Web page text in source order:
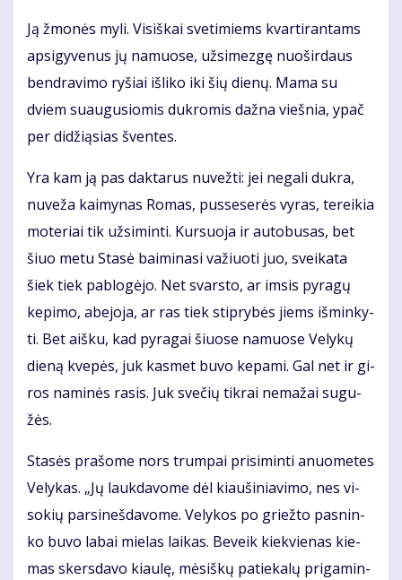
Ją žmo­nės my­li. Vi­siš­kai sve­ti­miems kvar­ti­ran­tams
ap­si­gy­ve­nus jų na­muo­se, už­si­mez­gę nuo­šir­daus
ben­dra­vi­mo ry­šiai iš­li­ko iki šių die­nų. Ma­ma su
dviem su­au­gu­sio­mis duk­ro­mis daž­na vieš­nia, ypač
per di­dži­ą­sias šven­tes.
Yra kam ją pas dak­ta­rus nu­vež­ti: jei ne­ga­li duk­ra,
nu­ve­ža kai­my­nas Ro­mas, pus­se­se­rės vy­ras, te­rei­kia
mo­te­riai tik už­si­min­ti. Kur­suo­ja ir au­to­bu­sas, bet
šiuo me­tu Sta­sė bai­mi­na­si va­žiuo­ti juo, svei­ka­ta
šiek tiek pa­blo­gė­jo. Net svars­to, ar im­sis py­ra­gų
ke­pi­mo, abe­jo­ja, ar ras tiek stip­ry­bės jiems iš­min­ky­
ti. Bet aiš­ku, kad py­ra­gai šiuo­se na­muo­se Ve­ly­kų
die­ną kve­pės, juk kas­met bu­vo ke­pa­mi. Gal net ir gi­
ros na­mi­nės ra­sis. Juk sve­čių tik­rai ne­ma­žai su­gu­
žės.
Sta­sės pra­šo­me nors trum­pai pri­si­min­ti anuo­me­tes
Ve­ly­kas. „Jų lauk­da­vo­me dėl kiau­ši­nia­vi­mo, nes vi­
so­kių par­si­neš­da­vo­me. Ve­ly­kos po griež­to pas­nin­
ko bu­vo la­bai mie­las lai­kas. Be­veik kiek­vie­nas kie­
mas skers­da­vo kiau­lę, mė­siš­kų pa­tie­ka­lų pri­ga­min­